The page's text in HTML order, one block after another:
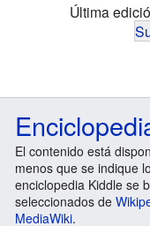
Última
El contenido está
menos que se indique
enciclopedia Kiddle se
seleccionados de
MediaWiki.